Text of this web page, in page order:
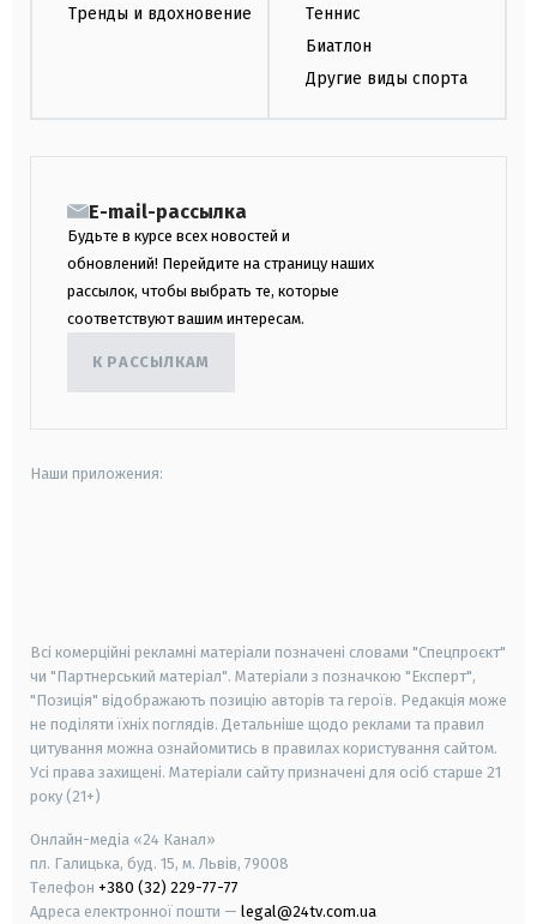
Тренды и вдохновение
Теннис
Биатлон
Другие виды спорта
E-mail-рассылка
Будьте в курсе всех новостей и
обновлений! Перейдите на страницу наших
рассылок, чтобы выбрать те, которые
соответствуют вашим интересам.
К РАССЫЛКАМ
Наши приложения:
Всі комерційні рекламні матеріали позначені словами "Спецпроєкт"
чи "Партнерський матеріал". Матеріали з позначкою "Експерт",
"Позиція" відображають позицію авторів та героїв. Редакція може
не поділяти їхніх поглядів. Детальніше щодо реклами та правил
цитування можна ознайомитись в правилах користування сайтом.
Усі права захищені. Матеріали сайту призначені для осіб старше 21
року (21+)
Онлайн-медіа «24 Канал»
пл. Галицька, буд. 15, м. Львів, 79008
Телефон +380 (32) 229-77-77
Адреса електронної пошти — legal@24tv.com.ua